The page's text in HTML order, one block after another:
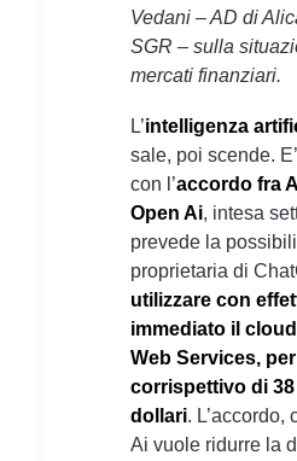
Vedani – AD di
SGR – sulla
mercati finanziari.
L’intelligenza
sale, poi scende.
con l’accordo fra
Open Ai, intesa
prevede la
proprietaria di
utilizzare con
immediato il
Web Services,
corrispettivo di
dollari. L’accordo,
Ai vuole ridurre la